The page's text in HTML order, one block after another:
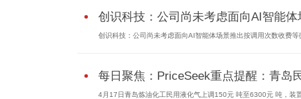
创识科技：公司尚未考虑面向AI智能体
创识科技：公司尚未考虑面向AI智能体场景推出按调用次数收费等
每日聚焦：PriceSeek重点提醒：青岛
4月17日青岛炼油化工民用液化气上调150元 吨至6300元 吨，装